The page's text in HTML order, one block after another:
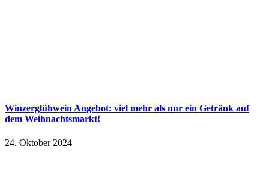
Winzerglühwein Angebot: viel mehr als nur ein Getränk auf
dem Weihnachtsmarkt!
24. Oktober 2024